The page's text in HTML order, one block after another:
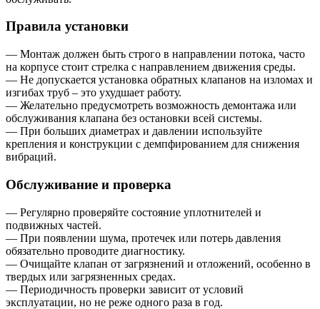
Правила установки
— Монтаж должен быть строго в направлении потока, часто
на корпусе стоит стрелка с направлением движения среды.
— Не допускается установка обратных клапанов на изломах и
изгибах труб – это ухудшает работу.
— Желательно предусмотреть возможность демонтажа или
обслуживания клапана без остановки всей системы.
— При больших диаметрах и давлении используйте
крепления и конструкции с демпфированием для снижения
вибраций.
Обслуживание и проверка
— Регулярно проверяйте состояние уплотнителей и
подвижных частей.
— При появлении шума, протечек или потерь давления
обязательно проводите диагностику.
— Очищайте клапан от загрязнений и отложений, особенно в
твердых или загрязненных средах.
— Периодичность проверки зависит от условий
эксплуатации, но не реже одного раза в год.